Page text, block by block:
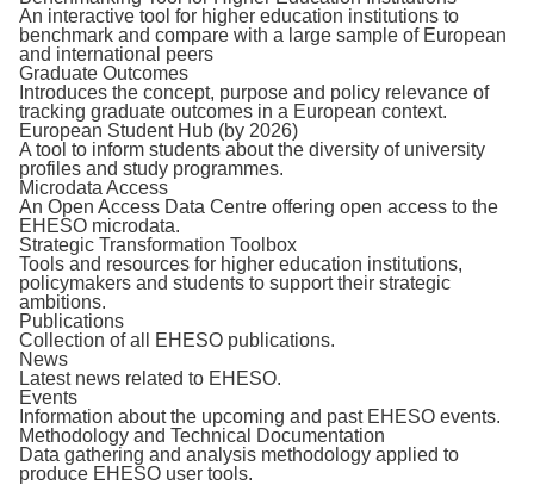
An interactive tool for higher education institutions to
benchmark and compare with a large sample of European
and international peers
Graduate Outcomes
Introduces the concept, purpose and policy relevance of
tracking graduate outcomes in a European context.
European Student Hub (by 2026)
A tool to inform students about the diversity of university
profiles and study programmes.
Microdata Access
An Open Access Data Centre offering open access to the
EHESO microdata.
Strategic Transformation Toolbox
Tools and resources for higher education institutions,
policymakers and students to support their strategic
ambitions.
Publications
Collection of all EHESO publications.
News
Latest news related to EHESO.
Events
Information about the upcoming and past EHESO events.
Methodology and Technical Documentation
Data gathering and analysis methodology applied to
produce EHESO user tools.